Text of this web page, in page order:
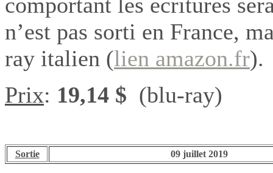
n’est pas sorti en France,
ray italien (lien amazon.fr).
Prix: 19,14 $ (blu-ray)
Sortie 09 juillet 2019